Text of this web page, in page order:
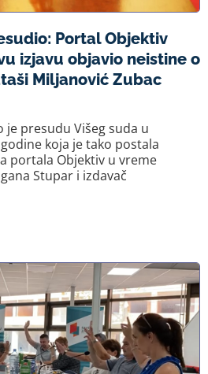
Portal Objektiv
izjavu objavio neistine o
Miljanović Zubac
presudu Višeg suda u
koja je tako postala
portala Objektiv u vreme
Stupar i izdavač